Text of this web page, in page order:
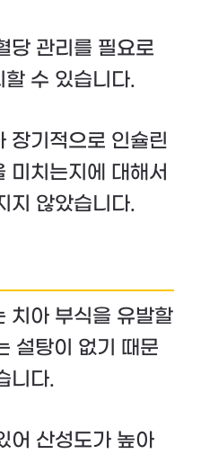
당 관리를 필요로
수 있습니다.
장기적으로 인슐린
미치는지에 대해서
지 않았습니다.
치아 부식을 유발할
설탕이 없기 때문
니다.
어 산성도가 높아